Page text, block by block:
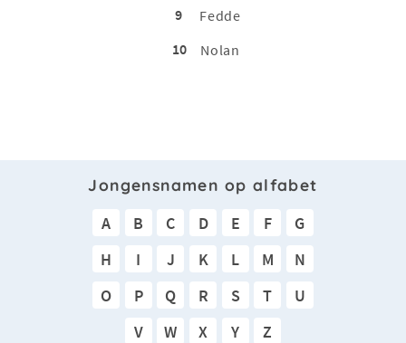
9
Fedde
10
Nolan
Jongensnamen op alfabet
A B C D E F
G
H
I J K L M
N
O
P Q R S T
U
V
W X Y Z